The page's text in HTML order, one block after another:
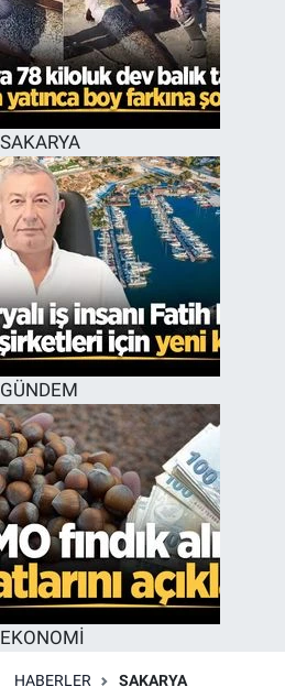
SAKARYA
GÜNDEM
EKONOMİ
HABERLER SAKARYA